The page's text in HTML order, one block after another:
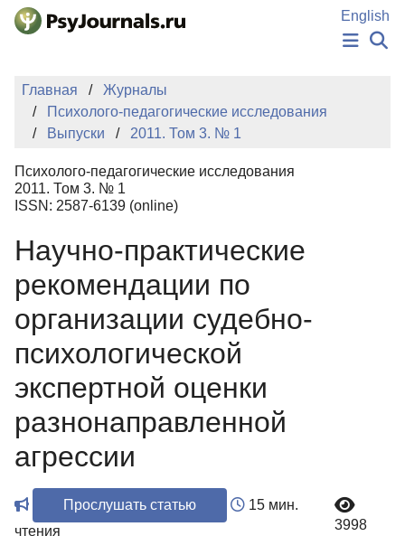
Перейти к основному содержанию
English
НОВОСТИ
АВТОРЫ
КЛЮЧЕВЫЕ СЛОВА
Регистрация
Главная
Журналы
Психолого-педагогические исследования
Выпуски
2011. Том 3. № 1
Психолого-педагогические исследования
2011. Том 3. № 1
ISSN: 2587-6139 (online)
Научно-практические
рекомендации по
организации судебно-
психологической
экспертной оценки
разнонаправленной
агрессии
Прослушать статью
15 мин.
чтения
3998